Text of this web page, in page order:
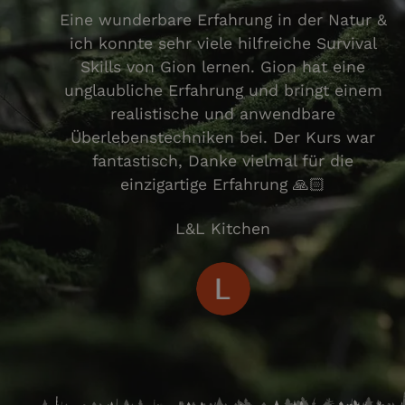
Eine wunderbare Erfahrung in der Natur &
ich konnte sehr viele hilfreiche Survival
Skills von Gion lernen. Gion hat eine
unglaubliche Erfahrung und bringt einem
realistische und anwendbare
Überlebenstechniken bei. Der Kurs war
fantastisch, Danke vielmal für die
einzigartige Erfahrung 🙏🏻
L&L Kitchen
Name
Name
_gcl_au
Name